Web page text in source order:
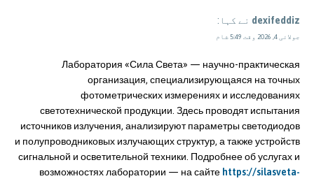
dexifeddiz نے کہا:
جولائی 4, 2026 وقت 5:49 شام
Лаборатория «Сила Света» — научно-практическая
организация, специализирующаяся на точных
фотометрических измерениях и исследованиях
светотехнической продукции. Здесь проводят испытания
источников излучения, анализируют параметры светодиодов
и полупроводниковых излучающих структур, а также устройств
сигнальной и осветительной техники. Подробнее об услугах и
возможностях лаборатории — на сайте https://silasveta-